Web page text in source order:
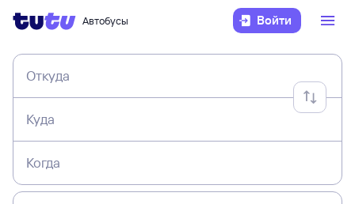
Автобусы Войти
Откуда
Куда
Когда